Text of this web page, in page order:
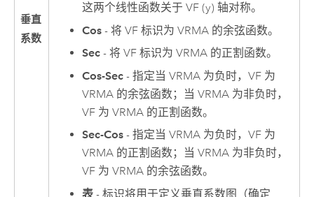
垂直
系数
这两个线性函数关于 VF (y) 轴对称。
Cos - 将 VF 标识为 VRMA 的余弦函数。
Sec - 将 VF 标识为 VRMA 的正割函数。
Cos-Sec - 指定当 VRMA 为负时，VF 为
VRMA 的余弦函数；当 VRMA 为非负时，
VF 为 VRMA 的正割函数。
Sec-Cos - 指定当 VRMA 为负时，VF 为
VRMA 的正割函数；当 VRMA 为非负时，
VF 为 VRMA 的余弦函数。
表